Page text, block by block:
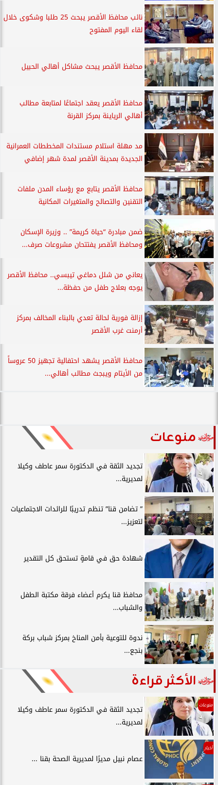
نائب محافظ الأقصر يبحث 25 طلبا وشكوى خلال
لقاء اليوم المفتوح
محافظ الأقصر يبحث مشاكل أهالي الحبيل
محافظ الأقصر يعقد اجتماعًا لمتابعة مطالب
أهالي الرياينة بمركز القرنة
مد مهلة استلام مستندات المخططات العمرانية
الجديدة بمدينة الأقصر لمدة شهر إضافي
محافظ الأقصر يتابع مع رؤساء المدن ملفات
التقنين والتصالح والمتغيرات المكانية
ضمن مبادرة “حياة كريمة” .. وزيرة الإسكان
ومحافظ الأقصر يفتتحان مشروعات صرف...
يعاني من شلل دماغي تيبسي.. محافظ الأقصر
يوجه بعلاج طفل من حفظة...
إزالة فورية لحالة تعدي بالبناء المخالف بمركز
أرمنت غرب الأقصر
محافظ الأقصر يشهد احتفالية تجهيز 50 عروساً
من الأيتام ويبجث مطالب أهالي...
منوعات
تجديد الثقة في الدكتورة سمر عاطف وكيلا
لمديرية...
” تضامن قنا” تنظم تدريبًا للرائدات الاجتماعيات
لتعزيز...
شهادة حق في قامةٍ تستحق كل التقدير
محافظ قنا يكرم أعضاء فرقة مكتبة الطفل
والشباب...
ندوة للتوعية بأمن المناخ بمركز شباب بركة
بنجع...
الأكثر قراءة
منوعات
تجديد الثقة في الدكتورة سمر عاطف وكيلا
لمديرية...
أخبار
عصام نبيل مديرًا لمديرية الصحة بقنا ...